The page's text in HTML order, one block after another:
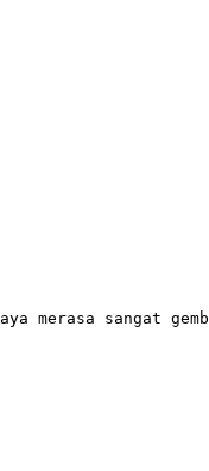
merasa sangat